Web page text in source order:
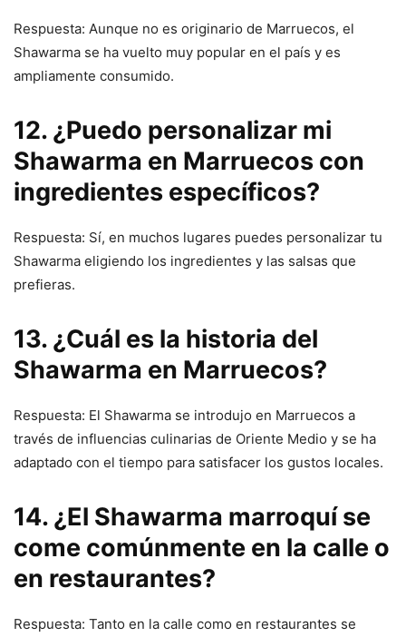
Respuesta: Aunque no es originario de Marruecos, el
Shawarma se ha vuelto muy popular en el país y es
ampliamente consumido.
12. ¿Puedo personalizar mi
Shawarma en Marruecos con
ingredientes específicos?
Respuesta: Sí, en muchos lugares puedes personalizar tu
Shawarma eligiendo los ingredientes y las salsas que
prefieras.
13. ¿Cuál es la historia del
Shawarma en Marruecos?
Respuesta: El Shawarma se introdujo en Marruecos a
través de influencias culinarias de Oriente Medio y se ha
adaptado con el tiempo para satisfacer los gustos locales.
14. ¿El Shawarma marroquí se
come comúnmente en la calle o
en restaurantes?
Respuesta: Tanto en la calle como en restaurantes se